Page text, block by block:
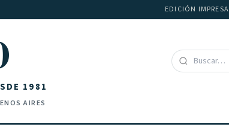
EDICIÓN IMPRESA
1981
AIRES